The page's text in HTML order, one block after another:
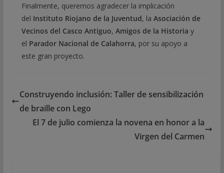
Finalmente, queremos agradecer la implicación
del Instituto Riojano de la Juventud, la Asociación de
Vecinos del Casco Antiguo, Amigos de la Historia y
el Parador Nacional de Calahorra, por su apoyo a
este gran proyecto.
Construyendo inclusión: Taller de sensibilización
de braille con Lego
El 7 de julio comienza la novena en honor a la
Virgen del Carmen